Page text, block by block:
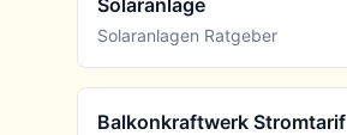
Solaranlage
Solaranlagen Ratgeber
Balkonkraftwerk Stromtarif